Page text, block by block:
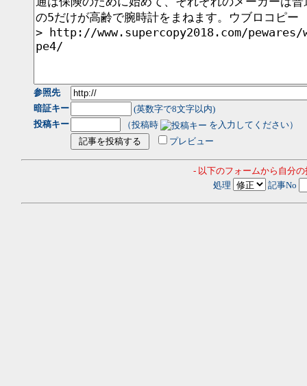
参照先
暗証キー
(英数字で8文字以内)
投稿キー
（投稿時
を入力してください）
プレビュー
- 以下のフォームから自分
処理
記事No